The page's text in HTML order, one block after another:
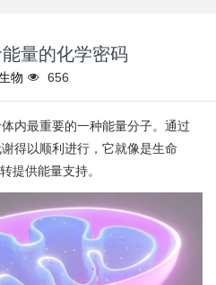
量的化学密码
物 656
内最重要的一种能量分子。通过
得以顺利进行，它就像是生命
提供能量支持。